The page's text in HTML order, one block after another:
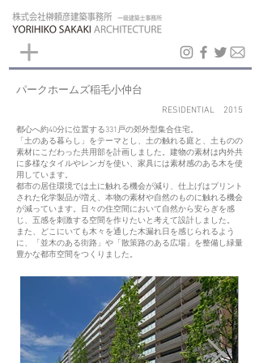
パークホームズ稲毛小仲台
RESIDENTIAL 2015
都心へ約40分に位置する331戸の郊外型集合住宅。
「土のある暮らし」をテーマとし、土の触れる庭と、土ものの
素材にこだわった共用部を計画しました。建物の素材は内外共
に多様なタイルやレンガを使い、家具には素材感のある木を使
用しています。
都市の居住環境では土に触れる機会が減り、仕上げはプリント
された化学製品が増え、本物の素材や自然のものに触れる機会
が減っています。日々の住空間において自然から安らぎを感
じ、五感を刺激する空間を作りたいと考えて設計しました。
また、どこにいても木々を通した木漏れ日を感じられるよう
に、「並木のある街路」や「散策路のある広場」を整備し緑量
豊かな都市空間をつくりました。